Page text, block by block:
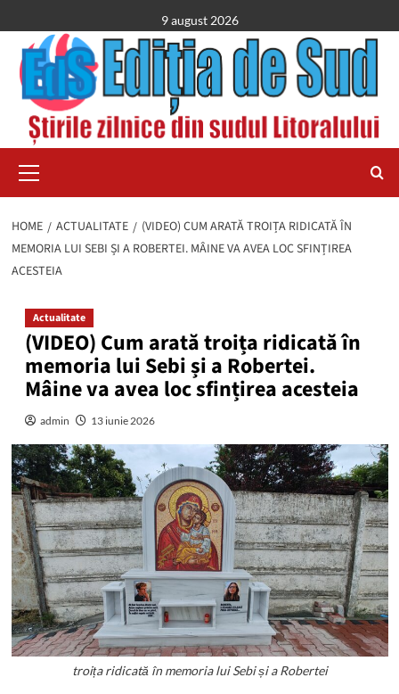
to
content
9 august 2026
Menu
HOME ACTUALITATE
(VIDEO) CUM ARATĂ TROIȚA RIDICATĂ ÎN
MEMORIA LUI SEBI ȘI A ROBERTEI. MÂINE VA AVEA LOC SFINȚIREA
ACESTEIA
Actualitate
(VIDEO) Cum arată troița ridicată în
memoria lui Sebi și a Robertei.
Mâine va avea loc sfințirea acesteia
admin 13 iunie 2026
troița ridicată în memoria lui Sebi și a Robertei